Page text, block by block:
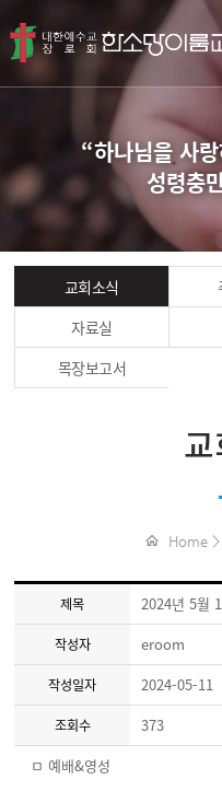
“하나님을 사
성령충
교회소식
자료실
목장보고서
Home >
제목 2024년 5월
작성자 eroom
작성일자 2024-05-11
조회수
373
ㅁ 예배&영성